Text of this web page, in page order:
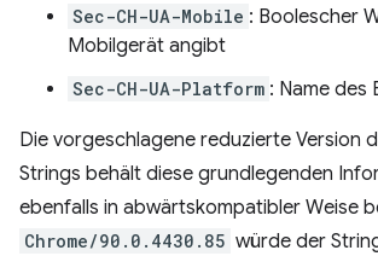
Sec-CH-UA-Mobile : Boolescher
Mobilgerät angibt
Sec-CH-UA-Platform : Name des
Die vorgeschlagene reduzierte Version
Strings behält diese grundlegenden
ebenfalls in abwärtskompatibler Weise
Chrome/90.0.4430.85 würde der